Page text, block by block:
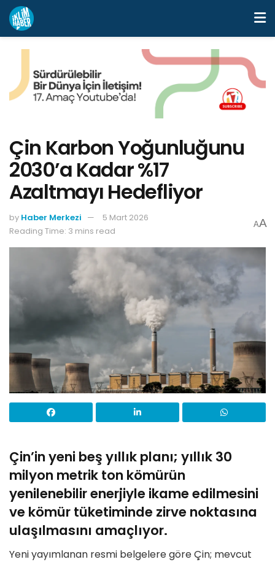
Çin Karbon Yoğunluğunu
2030’a Kadar %17
Azaltmayı Hedefliyor
by Haber Merkezi
5 Mart 2026
Reading Time: 3 mins read
AA
Çin’in yeni beş yıllık planı; yıllık 30
milyon metrik ton kömürün
yenilenebilir enerjiyle ikame edilmesini
ve kömür tüketiminde zirve noktasına
ulaşılmasını amaçlıyor.
Yeni yayımlanan resmi belgelere göre Çin; mevcut